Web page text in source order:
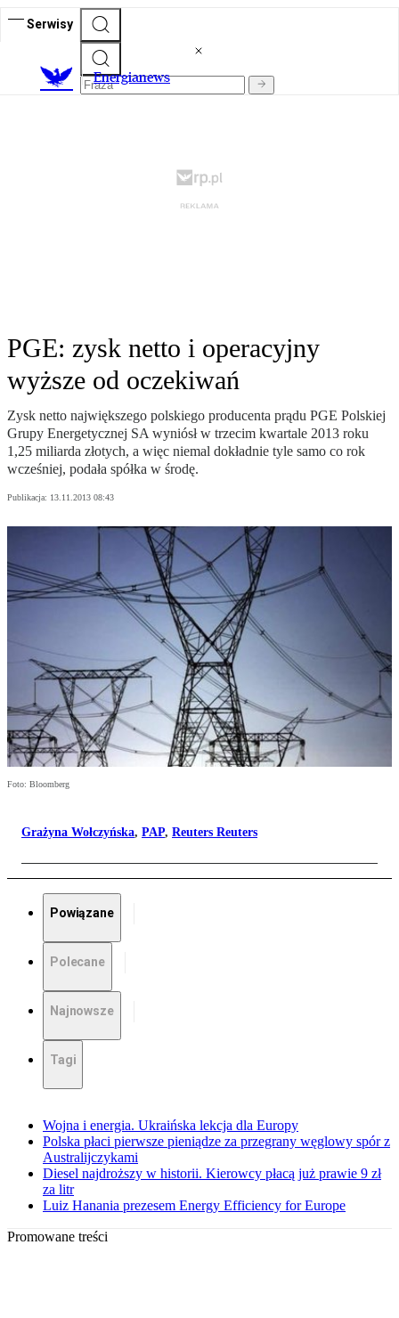
Serwisy
Energianews
PGE: zysk netto i operacyjny
wyższe od oczekiwań
Zysk netto największego polskiego producenta prądu PGE Polskiej
Grupy Energetycznej SA wyniósł w trzecim kwartale 2013 roku
1,25 miliarda złotych, a więc niemal dokładnie tyle samo co rok
wcześniej, podała spółka w środę.
Publikacja: 13.11.2013 08:43
Foto: Bloomberg
Grażyna Wołczyńska, PAP, Reuters Reuters
Powiązane
Polecane
Najnowsze
Tagi
Wojna i energia. Ukraińska lekcja dla Europy
Polska płaci pierwsze pieniądze za przegrany węglowy spór z
Australijczykami
Diesel najdroższy w historii. Kierowcy płacą już prawie 9 zł
za litr
Luiz Hanania prezesem Energy Efficiency for Europe
Promowane treści